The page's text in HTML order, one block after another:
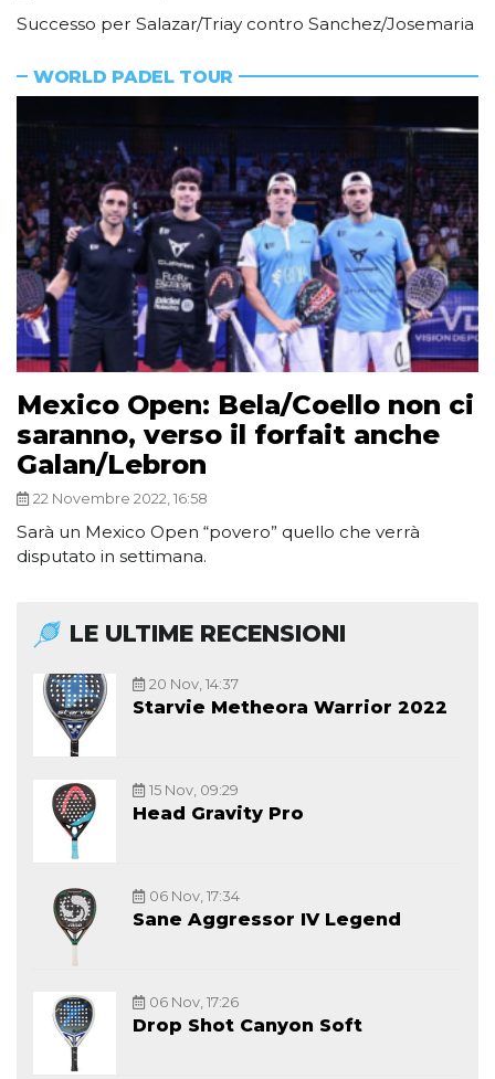
Successo per Salazar/Triay contro Sanchez/Josemaria
WORLD PADEL TOUR
Mexico Open: Bela/Coello non ci
saranno, verso il forfait anche
Galan/Lebron
22 Novembre 2022, 16:58
Sarà un Mexico Open “povero” quello che verrà
disputato in settimana.
LE ULTIME RECENSIONI
20 Nov, 14:37
Starvie Metheora Warrior 2022
15 Nov, 09:29
Head Gravity Pro
06 Nov, 17:34
Sane Aggressor IV Legend
06 Nov, 17:26
Drop Shot Canyon Soft